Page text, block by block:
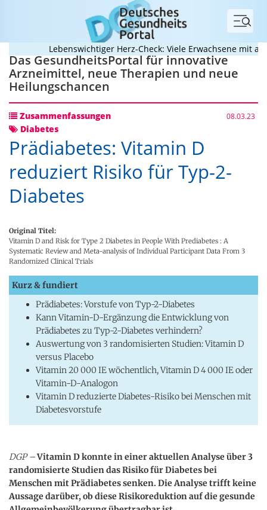
Menü
Lebenswichtiger Herz-Check: Viele Erwachsene mit
Das GesundheitsPortal für innovative
Arzneimittel, neue Therapien und neue
Heilungschancen
Zusammenfassungen 08.03.23
Diabetes
Prädiabetes: Vitamin D
reduziert Risiko für Typ-2-
Diabetes
Original Titel:
Vitamin D and Risk for Type 2 Diabetes in People With Prediabetes : A
Systematic Review and Meta-analysis of Individual Participant Data From 3
Randomized Clinical Trials
Kurz & fundiert
Prädiabetes: Vorstufe von Typ-2-Diabetes
Kann Vitamin-D-Ergänzung die Entwicklung von
Prädiabetes zu Typ-2-Diabetes verhindern?
Auswertung von 3 randomisierten Studien: Vitamin D
versus Placebo
Vitamin 20 000 IE wöchentlich, Vitamin D 4 000 IE oder
Vitamin-D-Analogon
Vitamin D reduzierte Diabetes-Risiko bei Menschen mit
Diabetesvorstufe
DGP –Vitamin D konnte in einer aktuellen Analyse über 3
randomisierte Studien das Risiko für Diabetes bei
Menschen mit Prädiabetes senken. Die Analyse trifft keine
Aussage darüber, ob diese Risikoreduktion auf die gesunde